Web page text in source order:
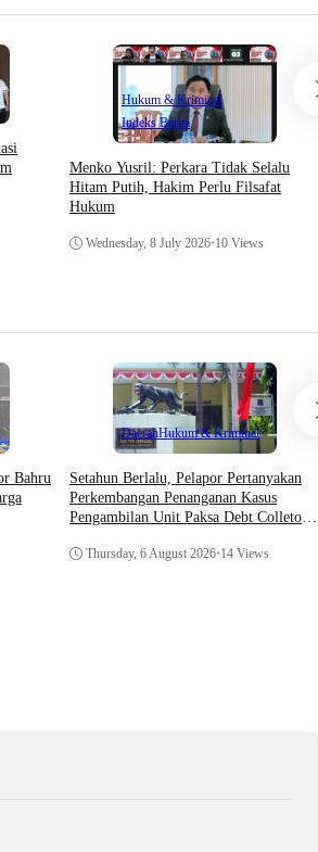
Hukum & Kriminal
Indeks Berita
Menko Yusril: Perkara Tidak Selalu
Hitam Putih, Hakim Perlu Filsafat
Hukum
Wednesday, 8 July 2026•10 Views
Bahru
DaerahHukum & Kriminal
Setahun Berlalu, Pelapor Pertanyakan
Perkembangan Penanganan Kasus
Pengambilan Unit Paksa Debt Colletor
Thursday, 6 August 2026•14 Views